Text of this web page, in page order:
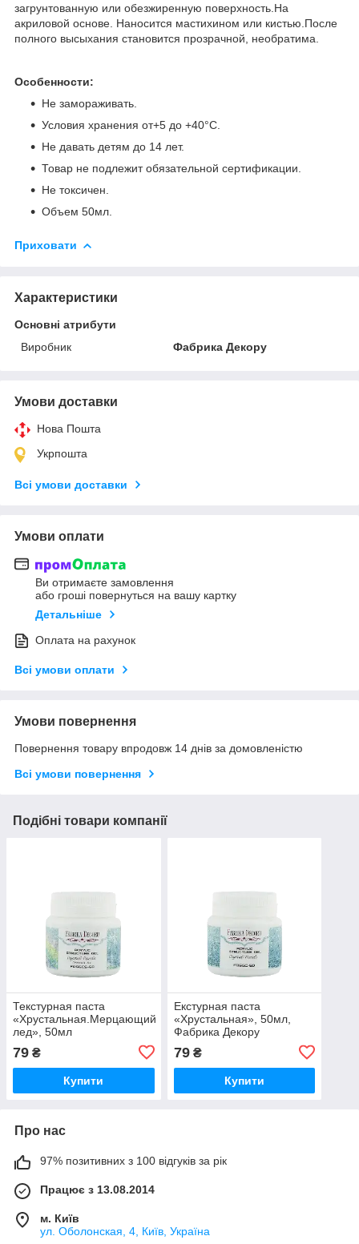
загрунтованную или обезжиренную поверхность.На
акриловой основе. Наносится мастихином или кистью.После
полного высыхания становится прозрачной, необратима.
Особенности:
Не замораживать.
Условия хранения от+5 до +40°C.
Не давать детям до 14 лет.
Товар не подлежит обязательной сертификации.
Не токсичен.
Объем 50мл.
Приховати
Характеристики
Основні атрибути
Виробник
Фабрика Декору
Умови доставки
Нова Пошта
Укрпошта
Всі умови доставки
Умови оплати
Ви отримаєте замовлення
або гроші повернуться на вашу картку
Детальніше
Оплата на рахунок
Всі умови оплати
Умови повернення
Повернення товару впродовж 14 днів за домовленістю
Всі умови повернення
Подібні товари компанії
Текстурная паста
«Хрустальная.Мерцающий
лед», 50мл
79 ₴
Купити
Екстурная паста
«Хрустальная», 50мл,
Фабрика Декору
79₴
Купити
Про нас
97% позитивних з 100 відгуків за рік
Працює з 13.08.2014
м. Київ
ул. Оболонская, 4, Київ, Україна